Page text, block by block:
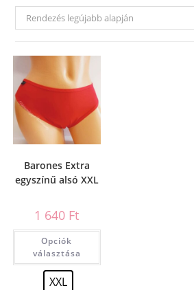
Rendezés legújabb alapján
Barones Extra
egyszínű alsó XXL
1 640 Ft
Opciók
választása
XXL